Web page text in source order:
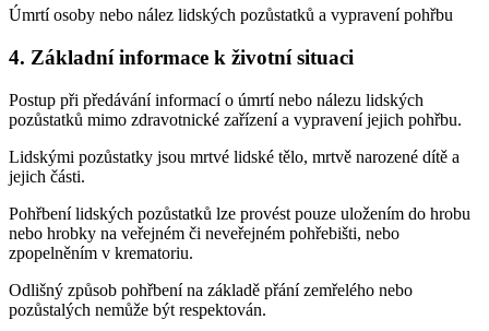
Úmrtí osoby nebo nález lidských pozůstatků a vypravení pohřbu
4. Základní informace k životní situaci
Postup při předávání informací o úmrtí nebo nálezu lidských
pozůstatků mimo zdravotnické zařízení a vypravení jejich pohřbu.
Lidskými pozůstatky jsou mrtvé lidské tělo, mrtvě narozené dítě a
jejich části.
Pohřbení lidských pozůstatků lze provést pouze uložením do hrobu
nebo hrobky na veřejném či neveřejném pohřebišti, nebo
zpopelněním v krematoriu.
Odlišný způsob pohřbení na základě přání zemřelého nebo
pozůstalých nemůže být respektován.